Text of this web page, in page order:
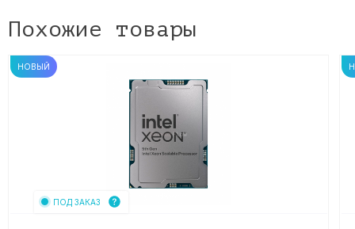
Похожие товары
НОВЫЙ
ПОД ЗАКАЗ